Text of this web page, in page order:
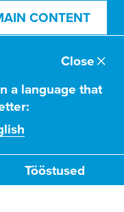
CONTENT
a language that
Close
Tööstused